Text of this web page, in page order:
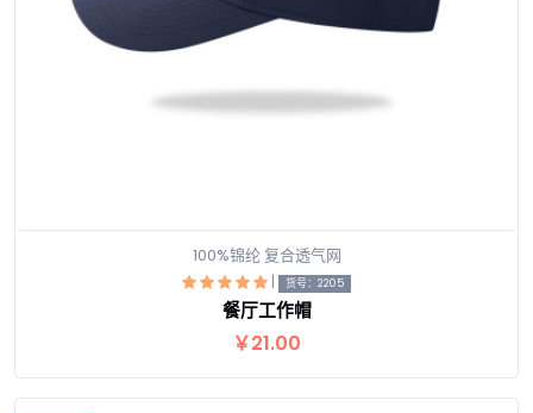
查看详情
100%锦纶 复合透气网
| 货号：2205
餐厅工作帽
￥21.00